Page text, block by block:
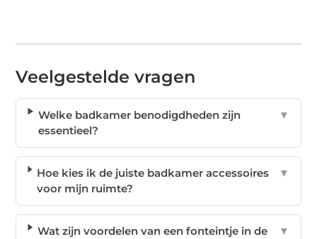
Veelgestelde vragen
Welke badkamer benodigdheden zijn
essentieel?
▼
Hoe kies ik de juiste badkamer accessoires
voor mijn ruimte?
▼
Wat zijn voordelen van een fonteintje in de
▼